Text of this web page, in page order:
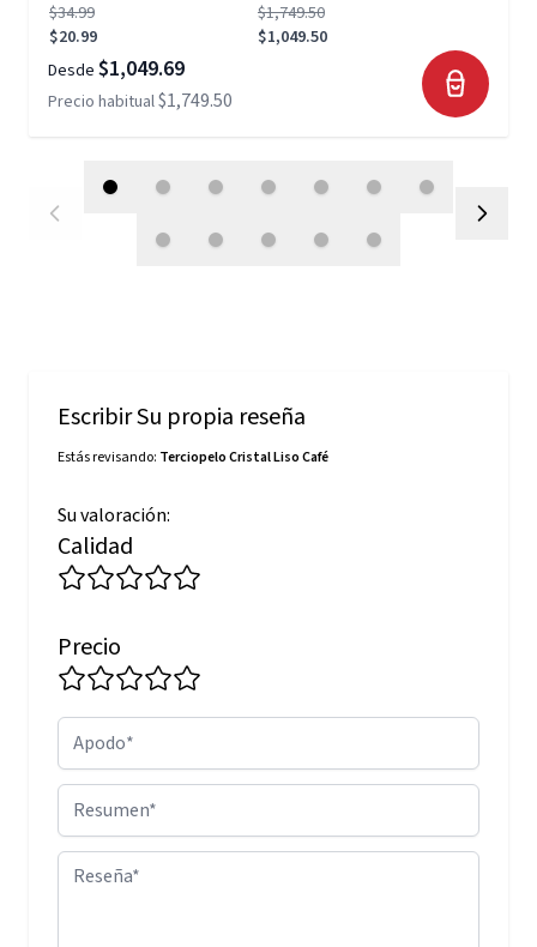
$34.99
$20.99
$1,749.50
$1,049.50
Desde $1,049.69
Precio habitual$1,749.50
Escribir Su propia reseña
Estás revisando: Terciopelo Cristal Liso Café
Su valoración:
Calidad
Precio
Apodo
Resumen
Reseña